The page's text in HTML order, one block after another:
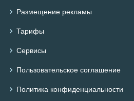
Размещение рекламы
Тарифы
Сервисы
Пользовательское соглашение
Политика конфиденциальности